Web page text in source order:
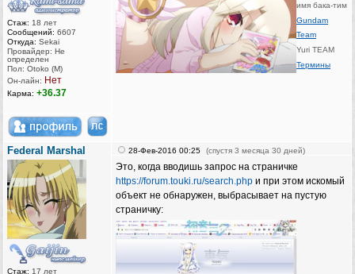
Стаж: 18 лет
Сообщений: 6607
Откуда: Sekai
Провайдер: Не
определен
Пол: Otoko (M)
Он-лайн: Нет
Карма: +36.37
имя бака-тим
Gundam
Team
Yuri TEAM
Термины
Federal Marshal
Стаж: 17 лет
28-Фев-2016 00:25 (спустя 3 месяца 30 дней)
Это, когда вводишь запрос на страничке
https://forum.touki.ru/search.php и при этом искомый
объект не обнаружен, выбрасывает на пустую
страничку: